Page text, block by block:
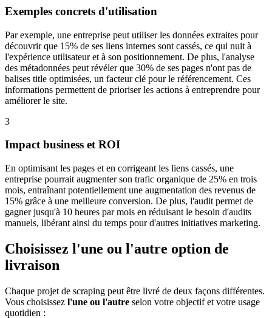
Exemples concrets d'utilisation
Par exemple, une entreprise peut utiliser les données extraites pour
découvrir que 15% de ses liens internes sont cassés, ce qui nuit à
l'expérience utilisateur et à son positionnement. De plus, l'analyse
des métadonnées peut révéler que 30% de ses pages n'ont pas de
balises title optimisées, un facteur clé pour le référencement. Ces
informations permettent de prioriser les actions à entreprendre pour
améliorer le site.
3
Impact business et ROI
En optimisant les pages et en corrigeant les liens cassés, une
entreprise pourrait augmenter son trafic organique de 25% en trois
mois, entraînant potentiellement une augmentation des revenus de
15% grâce à une meilleure conversion. De plus, l'audit permet de
gagner jusqu'à 10 heures par mois en réduisant le besoin d'audits
manuels, libérant ainsi du temps pour d'autres initiatives marketing.
Choisissez l'une ou l'autre option de
livraison
Chaque projet de scraping peut être livré de deux façons différentes.
Vous choisissez l'une ou l'autre selon votre objectif et votre usage
quotidien :